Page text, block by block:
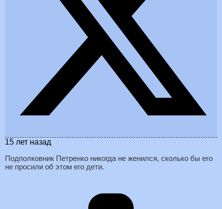
15 лет назад
Подполковник Петренко никогда не женился, сколько бы его
не просили об этом его дети.